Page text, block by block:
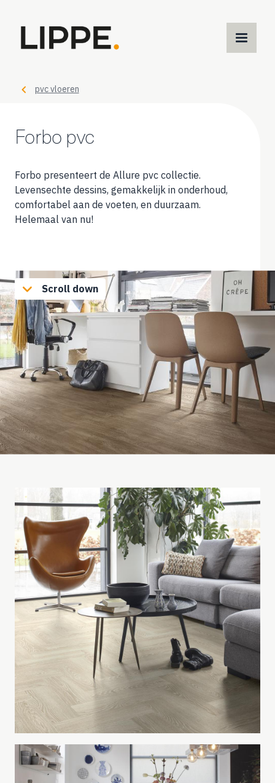
pvc vloeren
Forbo pvc
Forbo presenteert de Allure pvc collectie.
Levensechte dessins, gemakkelijk in onderhoud,
comfortabel aan de voeten, en duurzaam.
Helemaal van nu!
Scroll down